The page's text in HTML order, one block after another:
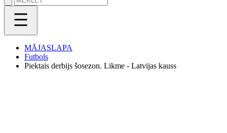
MĀJASLAPA
Futbols
Piektais derbijs šosezon. Likme - Latvijas kauss